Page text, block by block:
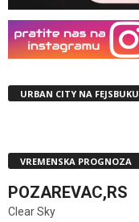
URBAN CITY NA FEJSBUKU
VREMENSKA PROGNOZA
POZAREVAC,RS
Clear Sky